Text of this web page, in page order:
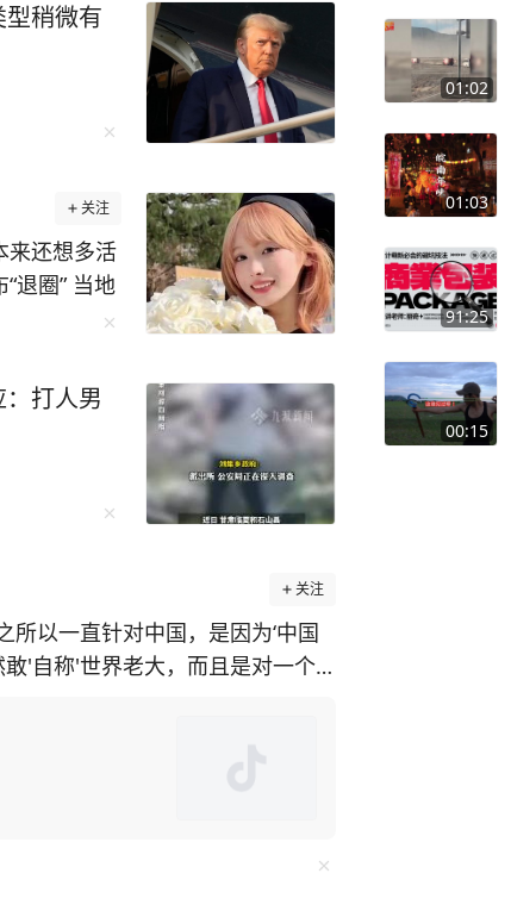
稍微有
关注
来还想多活
退圈” 当地
女网红在首
ENHYPE
期间，她
村力在直
道歉并宣
义都没有
索自尽，
于凌晨5时
过和死
网友对网
力成为压
打人男
关注
所以一直针对中国，是因为‘中国
'自称'世界老大，而且是对一个
，是个文明。”西方人一直在盯
在他们眼里，中国的'原罪'就是没
01:02
01:03
91:25
00:15